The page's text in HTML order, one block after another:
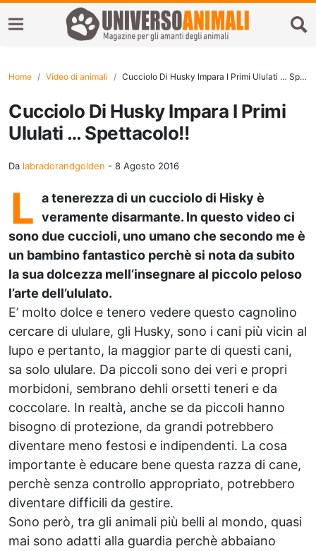
Home Video di animali Cucciolo Di Husky Impara I Primi Ululati … Spettacolo!!
Cucciolo Di Husky Impara I Primi
Ululati … Spettacolo!!
Da labradorandgolden - 8 Agosto 2016
L a tenerezza di un cucciolo di Hisky è
veramente disarmante. In questo video ci
sono due cuccioli, uno umano che secondo me è
un bambino fantastico perchè si nota da subito
la sua dolcezza mell’insegnare al piccolo peloso
l’arte dell’ululato.
E’ molto dolce e tenero vedere questo cagnolino
cercare di ululare, gli Husky, sono i cani più vicin al
lupo e pertanto, la maggior parte di questi cani,
sa solo ululare. Da piccoli sono dei veri e propri
morbidoni, sembrano dehli orsetti teneri e da
coccolare. In realtà, anche se da piccoli hanno
bisogno di protezione, da grandi potrebbero
diventare meno festosi e indipendenti. La cosa
importante è educare bene questa razza di cane,
perchè senza controllo appropriato, potrebbero
diventare difficili da gestire.
Sono però, tra gli animali più belli al mondo, quasi
mai sono adatti alla guardia perchè abbaiano